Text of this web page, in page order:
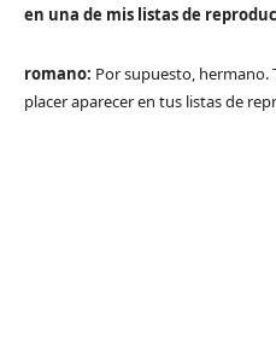
en una de mis listas de
romano: Por supuesto, hermano.
placer aparecer en tus listas de